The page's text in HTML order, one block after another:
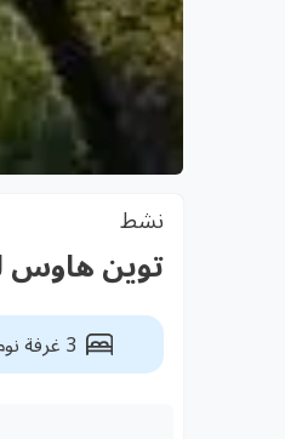
نشط
توين هاوس
3 غرفة نوم